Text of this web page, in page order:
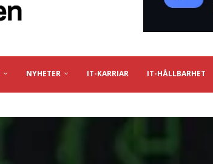
NYHETER IT-KARRIAR IT-HÅLLBARHET